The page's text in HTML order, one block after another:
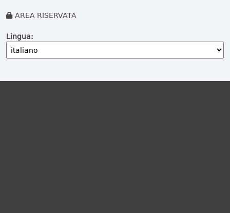
AREA RISERVATA
Lingua